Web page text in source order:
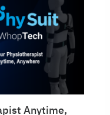
Anytime,